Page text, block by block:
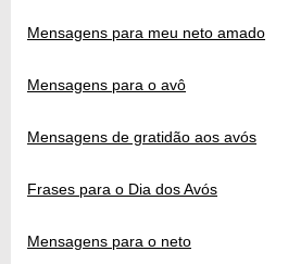
Mensagens para meu neto amado
Mensagens para o avô
Mensagens de gratidão aos avós
Frases para o Dia dos Avós
Mensagens para o neto